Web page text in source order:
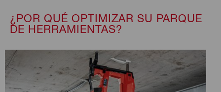
¿POR QUÉ OPTIMIZAR SU PARQUE
DE HERRAMIENTAS?